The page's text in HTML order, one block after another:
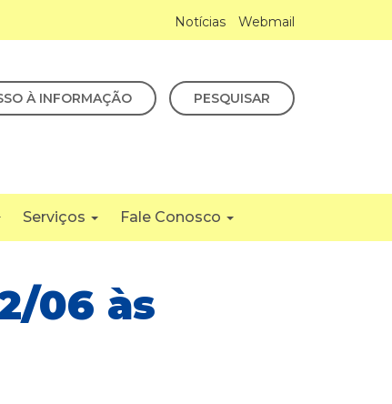
Notícias Webmail
À INFORMAÇÃO PESQUISAR
Serviços Fale Conosco
06 às